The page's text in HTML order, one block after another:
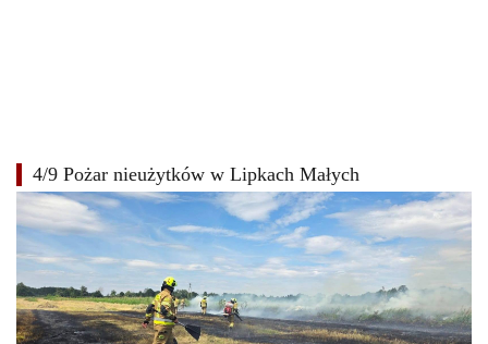
4/9 Pożar nieużytków w Lipkach Małych